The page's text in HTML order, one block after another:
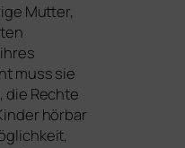
Mutter,
muss sie
die Rechte
hör­bar